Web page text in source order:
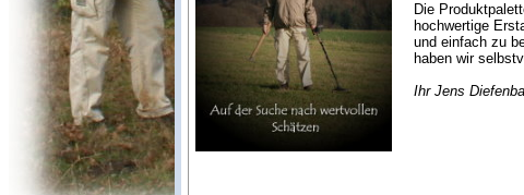
Die
hochwertige
und einfach zu
haben wir
Ihr Jens